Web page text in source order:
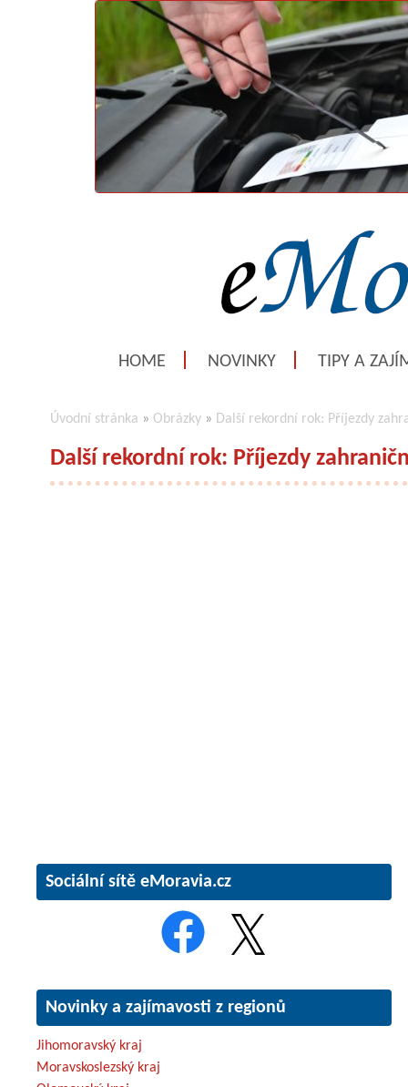
HOME NOVINKY TIPY A
Úvodní stránka » Obrázky » Další rekordní rok: Příjezdy
Další rekordní rok: Příjezdy
Sociální sítě eMoravia.cz
Novinky a zajímavosti z regionů
Jihomoravský kraj
Moravskoslezský kraj